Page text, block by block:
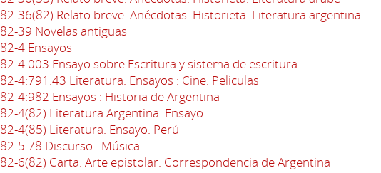
82-36(82) Relato breve. Anécdotas. Historieta. Literatura argentina
82-39 Novelas antiguas
82-4 Ensayos
82-4:003 Ensayo sobre Escritura y sistema de escritura.
82-4:791.43 Literatura. Ensayos : Cine. Peliculas
82-4:982 Ensayos : Historia de Argentina
82-4(82) Literatura Argentina. Ensayo
82-4(85) Literatura. Ensayo. Perú
82-5:78 Discurso : Música
82-6(82) Carta. Arte epistolar. Correspondencia de Argentina